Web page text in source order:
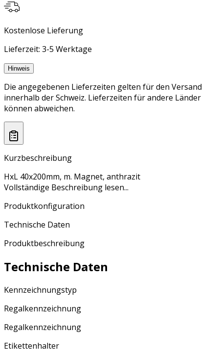
Kostenlose Lieferung
Lieferzeit: 3-5 Werktage
Hinweis
Die angegebenen Lieferzeiten gelten für den Versand
innerhalb der Schweiz. Lieferzeiten für andere Länder
können abweichen.
Kurzbeschreibung
HxL 40x200mm, m. Magnet, anthrazit
Vollständige Beschreibung lesen...
Produktkonfiguration
Technische Daten
Produktbeschreibung
Technische Daten
Kennzeichnungstyp
Regalkennzeichnung
Regalkennzeichnung
Etikettenhalter